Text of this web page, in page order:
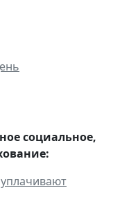
социальное,
уплачивают